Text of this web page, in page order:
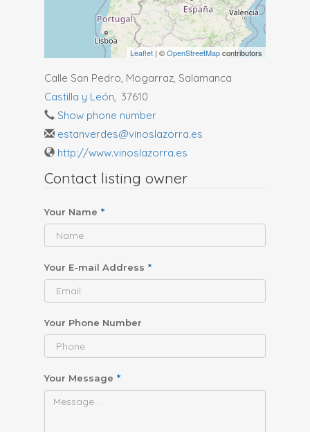
Leaflet | ©OpenStreetMapcontributors
Calle San Pedro, Mogarraz, Salamanca
Castilla y León, 37610
Show phone number
estanverdes@vinoslazorra.es
http://www.vinoslazorra.es
Contact listing owner
Your Name *
Your E-mail Address *
Your Phone Number
Your Message *